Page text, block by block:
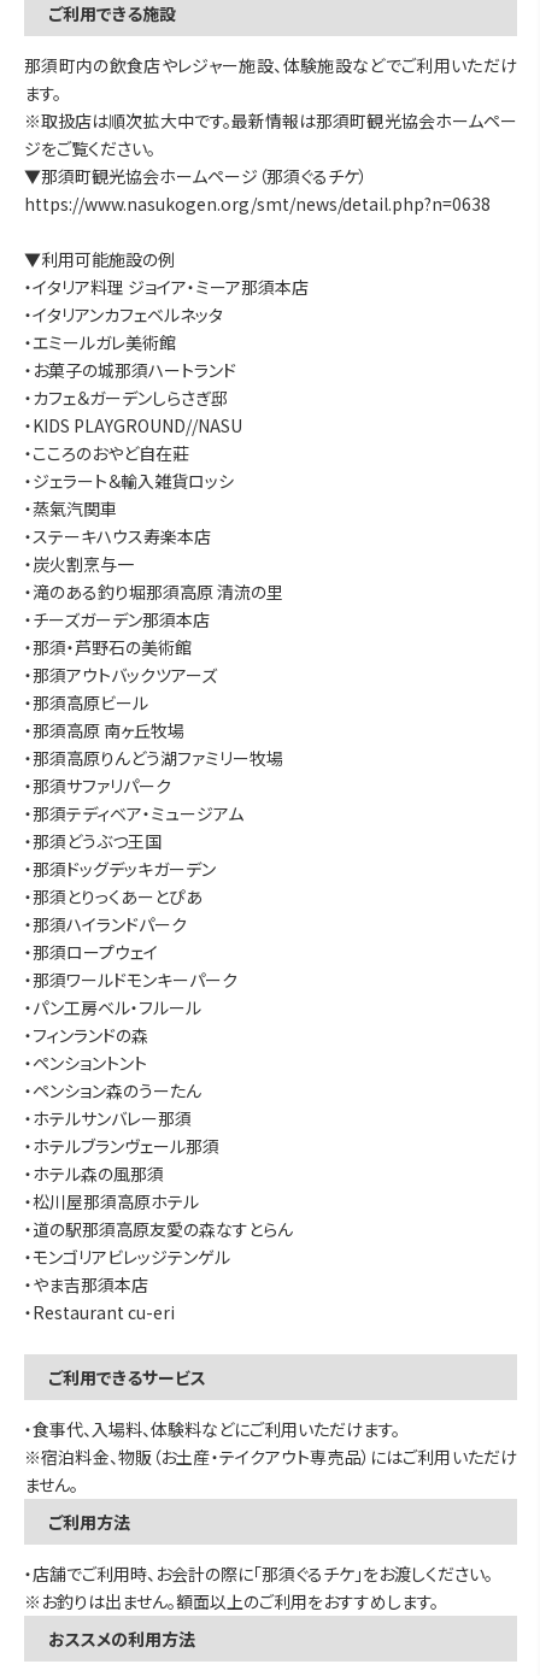
ご利用できる施設
那須町内の飲食店やレジャー施設、体験施設などでご利用いただけ
ます。
※取扱店は順次拡大中です。最新情報は那須町観光協会ホームペー
ジをご覧ください。
▼那須町観光協会ホームページ（那須ぐるチケ）
https://www.nasukogen.org/smt/news/detail.php?n=0638
▼利用可能施設の例
・イタリア料理 ジョイア・ミーア那須本店
・イタリアンカフェベルネッタ
・エミールガレ美術館
・お菓子の城那須ハートランド
・カフェ＆ガーデンしらさぎ邸
・KIDS PLAYGROUND//NASU
・こころのおやど自在莊
・ジェラート＆輸入雑貨ロッシ
・蒸氣汽関車
・ステーキハウス寿楽本店
・炭火割烹与一
・滝のある釣り堀那須高原 清流の里
・チーズガーデン那須本店
・那須・芦野石の美術館
・那須アウトバックツアーズ
・那須高原ビール
・那須高原 南ヶ丘牧場
・那須高原りんどう湖ファミリー牧場
・那須サファリパーク
・那須テディベア・ミュージアム
・那須どうぶつ王国
・那須ドッグデッキガーデン
・那須とりっくあーとぴあ
・那須ハイランドパーク
・那須ロープウェイ
・那須ワールドモンキーパーク
・パン工房ベル・フルール
・フィンランドの森
・ペンショントント
・ペンション森のうーたん
・ホテルサンバレー那須
・ホテルブランヴェール那須
・ホテル森の風那須
・松川屋那須高原ホテル
・道の駅那須高原友愛の森なすとらん
・モンゴリアビレッジテンゲル
・やま吉那須本店
・Restaurant cu-eri
ご利用できるサービス
・食事代、入場料、体験料などにご利用いただけます。
※宿泊料金、物販（お土産・テイクアウト専売品）にはご利用いただけ
ません。
ご利用方法
・店舗でご利用時、お会計の際に「那須ぐるチケ」をお渡しください。
※お釣りは出ません。額面以上のご利用をおすすめします。
おススメの利用方法